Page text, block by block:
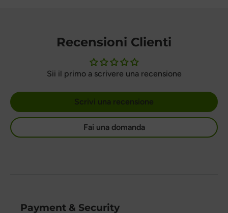
Recensioni Clienti
Sii il primo a scrivere una recensione
Scrivi una recensione
Fai una domanda
Payment & Security